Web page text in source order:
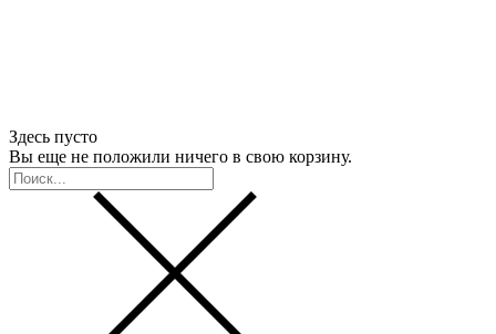
Здесь пусто
Вы еще не положили ничего в свою корзину.